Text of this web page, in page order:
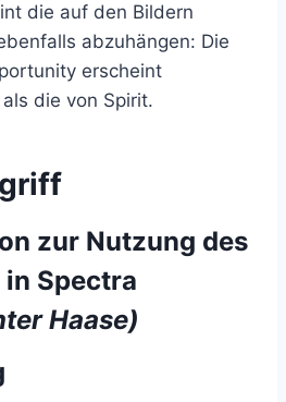
die auf den Bildern
abzuhängen: Die
erscheint
die von Spirit.
zur Nutzung des
in Spectra
Haase)